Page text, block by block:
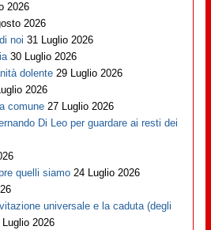
2026
2026
noi 31 Luglio 2026
30 Luglio 2026
dolente 29 Luglio 2026
2026
comune 27 Luglio 2026
Di Leo per guardare ai resti dei
quelli siamo 24 Luglio 2026
universale e la caduta (degli
Luglio 2026